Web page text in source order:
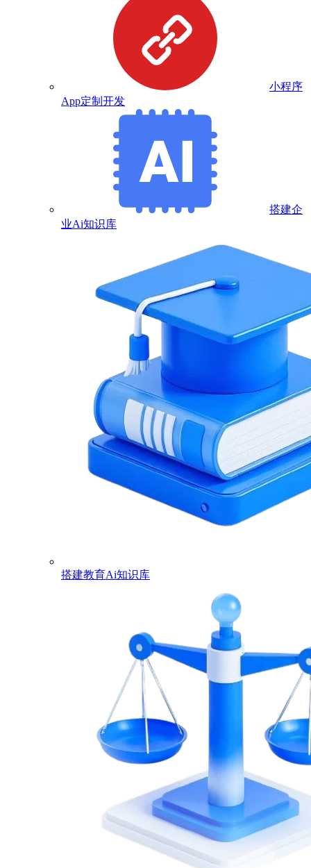
小程序
App定制开发
搭建企
业Ai知识库
搭建教育Ai知识库